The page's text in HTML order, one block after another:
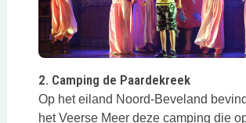
2. Camping de Paardekreek
Op het eiland Noord-Beveland
het Veerse Meer deze camping die